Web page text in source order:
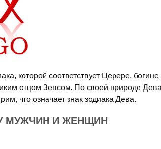
которой соответствует Церере, богине
отцом Зевсом. По своей природе Дева
что означает знак зодиака Дева.
МУЖЧИН И ЖЕНЩИН